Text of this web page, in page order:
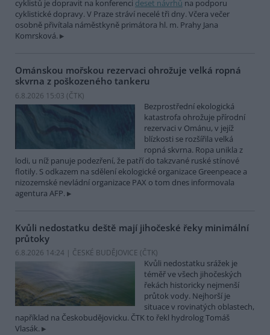
cyklistů je dopravit na konferenci deset návrhů na podporu
cyklistické dopravy. V Praze stráví necelé tři dny. Včera večer
osobně přivítala náměstkyně primátora hl. m. Prahy Jana
Komrsková.
Ománskou mořskou rezervaci ohrožuje velká ropná
skvrna z poškozeného tankeru
6.8.2026 15:03 (ČTK)
Bezprostřední ekologická
katastrofa ohrožuje přírodní
rezervaci v Ománu, v jejíž
blízkosti se rozšířila velká
ropná skvrna. Ropa unikla z
lodi, u níž panuje podezření, že patří do takzvané ruské stínové
flotily. S odkazem na sdělení ekologické organizace Greenpeace a
nizozemské nevládní organizace PAX o tom dnes informovala
agentura AFP.
Kvůli nedostatku deště mají jihočeské řeky minimální
průtoky
6.8.2026 14:24 | ČESKÉ BUDĚJOVICE (ČTK)
Kvůli nedostatku srážek je
téměř ve všech jihočeských
řekách historicky nejmenší
průtok vody. Nejhorší je
situace v rovinatých oblastech,
například na Českobudějovicku. ČTK to řekl hydrolog Tomáš
Vlasák.